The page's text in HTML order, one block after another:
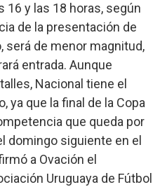
16 y las 18 horas, según
de la presentación de
será de menor magnitud,
entrada. Aunque
Nacional tiene el
ya que la final de la Copa
que queda por
domingo siguiente en el
a Ovación el
Uruguaya de Fútbol